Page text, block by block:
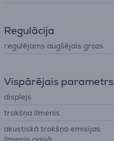
Regulācija
regulējams augšējais grozs
Vispārējais parametrs
displejs
trokšņa līmenis
akustiskā trokšņa emisijas